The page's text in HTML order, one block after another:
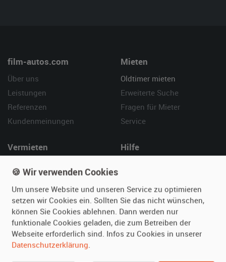
film-autos.com
Über uns
Leistungen
Referenzen
Kundenmeinungen
Mieten
Oldtimer mieten
Erweiterte Suche
Fragen für Mieter
Service
Vermieten
Fotos senden
Fragen für Vermieter
Inserat verwalten
Hilfe
Kontakt
SPECIAL
Berühmte Filmautos –
🍪 Wir verwenden Cookies
Um unsere Website und unseren Service zu optimieren
setzen wir Cookies ein. Sollten Sie das nicht wünschen,
können Sie Cookies ablehnen. Dann werden nur
funktionale Cookies geladen, die zum Betreiben der
Webseite erforderlich sind. Infos zu Cookies in unserer
Datenschutzerklärung.